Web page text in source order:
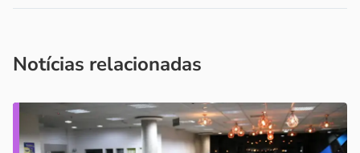
Notícias relacionadas